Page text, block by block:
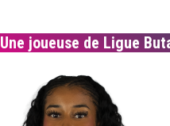
Une joueuse de Ligue